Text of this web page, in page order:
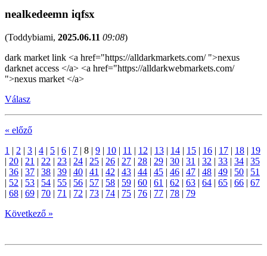
nealkedeemn iqfsx
(Toddybiami, 2025.06.11 09:08)
dark market link <a href="https://alldarkmarkets.com/ ">nexus
darknet access </a> <a href="https://alldarkwebmarkets.com/
">nexus market </a>
Válasz
« előző
1 | 2 | 3 | 4 | 5 | 6 | 7 | 8 | 9 | 10 | 11 | 12 | 13 | 14 | 15 | 16 | 17 | 18 | 19
| 20 | 21 | 22 | 23 | 24 | 25 | 26 | 27 | 28 | 29 | 30 | 31 | 32 | 33 | 34 | 35
| 36 | 37 | 38 | 39 | 40 | 41 | 42 | 43 | 44 | 45 | 46 | 47 | 48 | 49 | 50 | 51
| 52 | 53 | 54 | 55 | 56 | 57 | 58 | 59 | 60 | 61 | 62 | 63 | 64 | 65 | 66 | 67
| 68 | 69 | 70 | 71 | 72 | 73 | 74 | 75 | 76 | 77 | 78 | 79
Következő »